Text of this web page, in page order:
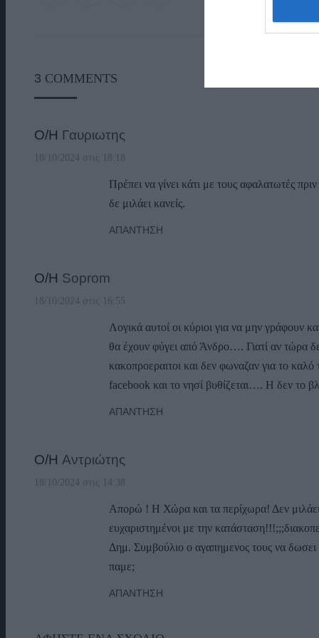
3 COMMENTS
Ο/Η Γαυριωτης
18/10/2024 στις 18:18
Πρέπει να γίνει κάτι με τους αφαλατωτές
δε μιλάει κανείς.
ΑΠΆΝΤΗΣΗ
Ο/Η Soprom
18/10/2024 στις 16:55
Λογικά αυτοί οι κύριοι για να μην γράφουν
θα έχουν φύγει από Άνδρο…. Γιατί αν τώρα
κακοπροεραιτοι και δεν φωναζαν για το
facebook και το νησί βυθίζεται…. Η δεν το
ΑΠΆΝΤΗΣΗ
Ο/Η Αντριώτης
18/10/2024 στις 14:38
Απορώ ! Η Χώρα και τα περίχωρα! Δεν μιλάει
ευχαριστημένοι με την
Δημ. Συμβούλιο ο αγαπημενος τους να δωσει
παμε;
ΑΠΆΝΤΗΣΗ